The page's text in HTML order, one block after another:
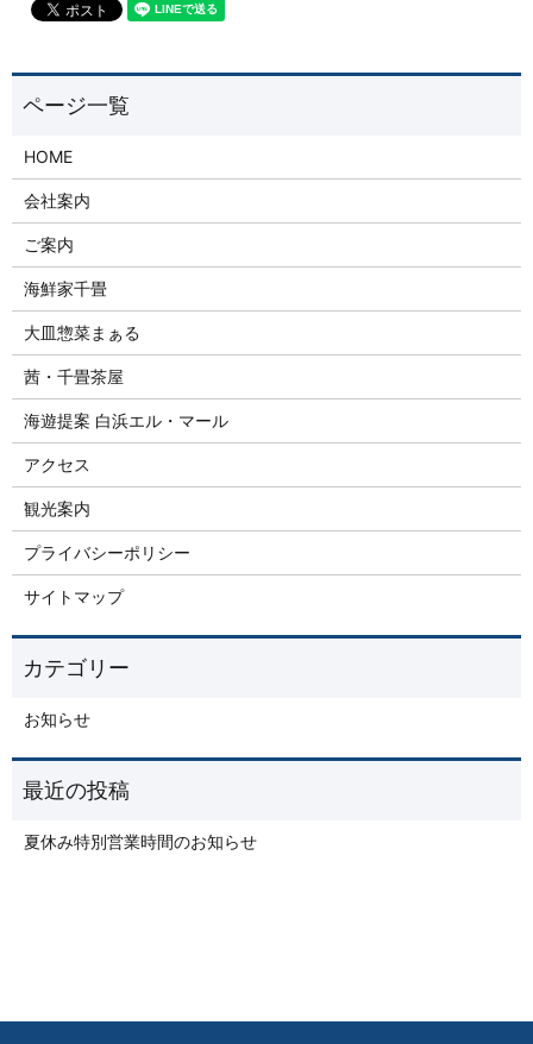
HOME
会社案内
ご案内
海鮮家千畳
大皿惣菜まぁる
茜・千畳茶屋
海遊提案 白浜エル・マール
アクセス
観光案内
プライバシーポリシー
サイトマップ
お知らせ
夏休み特別営業時間のお知らせ